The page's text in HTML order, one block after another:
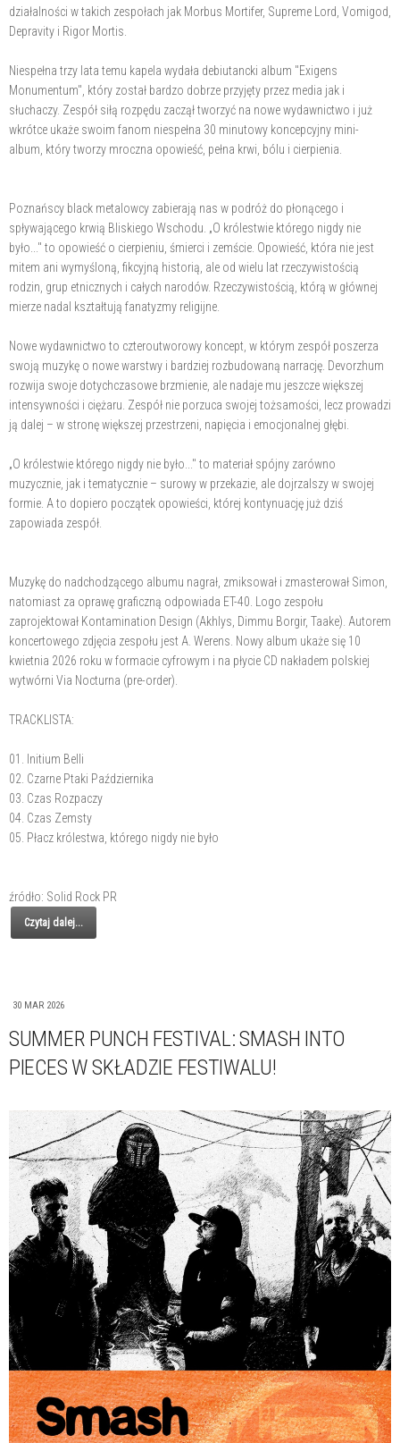
działalności w takich zespołach jak Morbus Mortifer, Supreme Lord, Vomigod,
Depravity i Rigor Mortis.
Niespełna trzy lata temu kapela wydała debiutancki album "Exigens
Monumentum", który został bardzo dobrze przyjęty przez media jak i
słuchaczy. Zespół siłą rozpędu zaczął tworzyć na nowe wydawnictwo i już
wkrótce ukaże swoim fanom niespełna 30 minutowy koncepcyjny mini-
album, który tworzy mroczna opowieść, pełna krwi, bólu i cierpienia.
Poznańscy black metalowcy zabierają nas w podróż do płonącego i
spływającego krwią Bliskiego Wschodu. „O królestwie którego nigdy nie
było..." to opowieść o cierpieniu, śmierci i zemście. Opowieść, która nie jest
mitem ani wymyśloną, fikcyjną historią, ale od wielu lat rzeczywistością
rodzin, grup etnicznych i całych narodów. Rzeczywistością, którą w głównej
mierze nadal kształtują fanatyzmy religijne.
Nowe wydawnictwo to czteroutworowy koncept, w którym zespół poszerza
swoją muzykę o nowe warstwy i bardziej rozbudowaną narrację. Devorzhum
rozwija swoje dotychczasowe brzmienie, ale nadaje mu jeszcze większej
intensywności i ciężaru. Zespół nie porzuca swojej tożsamości, lecz prowadzi
ją dalej – w stronę większej przestrzeni, napięcia i emocjonalnej głębi.
„O królestwie którego nigdy nie było..." to materiał spójny zarówno
muzycznie, jak i tematycznie – surowy w przekazie, ale dojrzalszy w swojej
formie. A to dopiero początek opowieści, której kontynuację już dziś
zapowiada zespół.
Muzykę do nadchodzącego albumu nagrał, zmiksował i zmasterował Simon,
natomiast za oprawę graficzną odpowiada ET-40. Logo zespołu
zaprojektował Kontamination Design (Akhlys, Dimmu Borgir, Taake). Autorem
koncertowego zdjęcia zespołu jest A. Werens. Nowy album ukaże się 10
kwietnia 2026 roku w formacie cyfrowym i na płycie CD nakładem polskiej
wytwórni Via Nocturna (pre-order).
TRACKLISTA:
01. Initium Belli
02. Czarne Ptaki Października
03. Czas Rozpaczy
04. Czas Zemsty
05. Płacz królestwa, którego nigdy nie było
źródło: Solid Rock PR
Czytaj dalej...
30 MAR 2026
SUMMER PUNCH FESTIVAL: SMASH INTO
PIECES W SKŁADZIE FESTIWALU!